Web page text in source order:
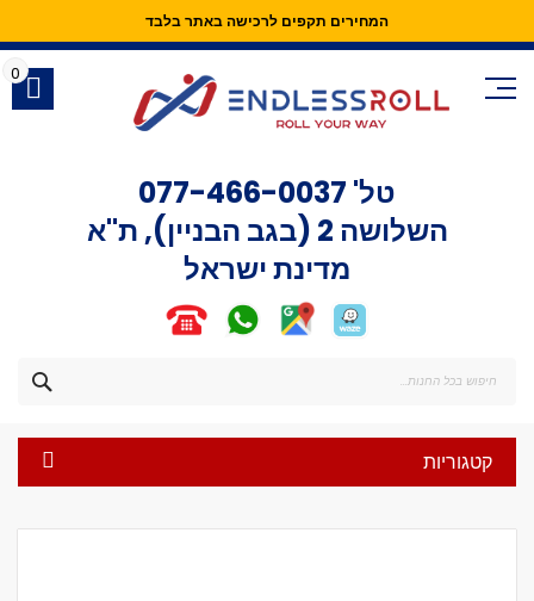
המחירים תקפים לרכישה באתר בלבד
Skip
Content
טל' 077-466-0037
השלושה 2 (בגב הבניין), ת"א
מדינת ישראל
0
קטגוריות